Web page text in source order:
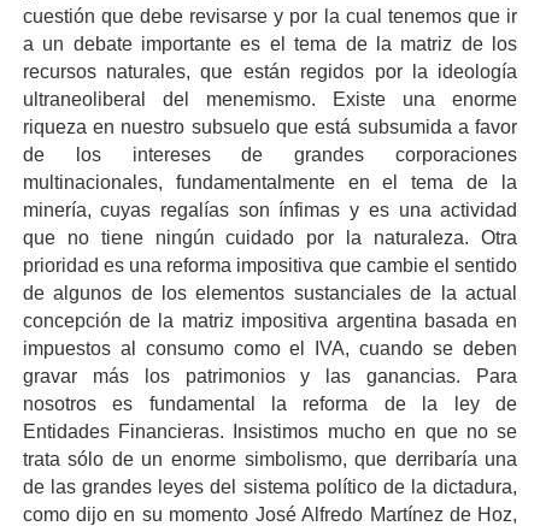
cuestión que debe revisarse y por la cual tenemos que ir
a un debate importante es el tema de la matriz de los
recursos naturales, que están regidos por la ideología
ultraneoliberal del menemismo. Existe una enorme
riqueza en nuestro subsuelo que está subsumida a favor
de los intereses de grandes corporaciones
multinacionales, fundamentalmente en el tema de la
minería, cuyas regalías son ínfimas y es una actividad
que no tiene ningún cuidado por la naturaleza. Otra
prioridad es una reforma impositiva que cambie el sentido
de algunos de los elementos sustanciales de la actual
concepción de la matriz impositiva argentina basada en
impuestos al consumo como el IVA, cuando se deben
gravar más los patrimonios y las ganancias. Para
nosotros es fundamental la reforma de la ley de
Entidades Financieras. Insistimos mucho en que no se
trata sólo de un enorme simbolismo, que derribaría una
de las grandes leyes del sistema político de la dictadura,
como dijo en su momento José Alfredo Martínez de Hoz,